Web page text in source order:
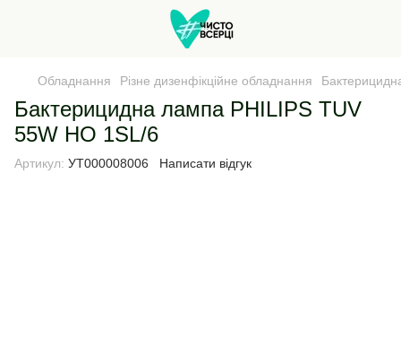
Обладнання Різне дизенфікційне обладнання
Бактерицидна лампа PHILIPS TUV
55W НО 1SL/6
Артикул: УТ000008006 Написати відгук